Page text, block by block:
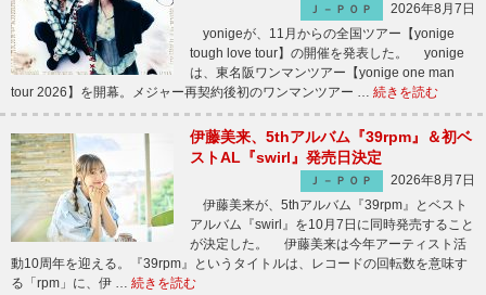
Ｊ－ＰＯＰ
2026年8月7日
yonigeが、11月からの全国ツアー【yonige
tough love tour】の開催を発表した。 yonige
は、東名阪ワンマンツアー【yonige one man
tour 2026】を開幕。メジャー再契約後初のワンマンツアー … 続きを読む
伊藤美来、5thアルバム『39rpm』＆初ベ
ストAL『swirl』発売日決定
Ｊ－ＰＯＰ
2026年8月7日
伊藤美来が、5thアルバム『39rpm』とベスト
アルバム『swirl』を10月7日に同時発売すること
が決定した。 伊藤美来は今年アーティスト活
動10周年を迎える。『39rpm』というタイトルは、レコードの回転数を意味す
る「rpm」に、伊 … 続きを読む